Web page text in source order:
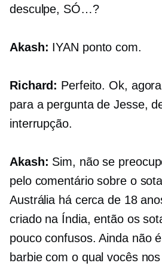
desculpe, SÓ…?
Akash: IYAN ponto com.
Richard: Perfeito. Ok,
para a pergunta de Jesse,
interrupção.
Akash: Sim, não se
pelo comentário sobre o
Austrália há cerca de 18
criado na Índia, então os
pouco confusos. Ainda não
barbie com o qual vocês